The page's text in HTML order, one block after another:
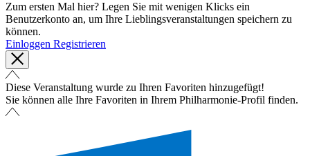
Zum ersten Mal hier? Legen Sie mit wenigen Klicks ein
Benutzerkonto an, um Ihre Lieblingsveranstaltungen speichern zu
können.
Einloggen Registrieren
Diese Veranstaltung wurde zu Ihren Favoriten hinzugefügt!
Sie können alle Ihre Favoriten in Ihrem Philharmonie-Profil finden.